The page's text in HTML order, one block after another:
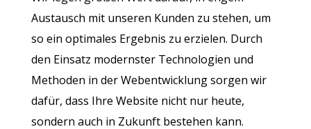
Austausch mit unseren Kunden zu stehen, um
so ein optimales Ergebnis zu erzielen. Durch
den Einsatz modernster Technologien und
Methoden in der Webentwicklung sorgen wir
dafür, dass Ihre Website nicht nur heute,
sondern auch in Zukunft bestehen kann.